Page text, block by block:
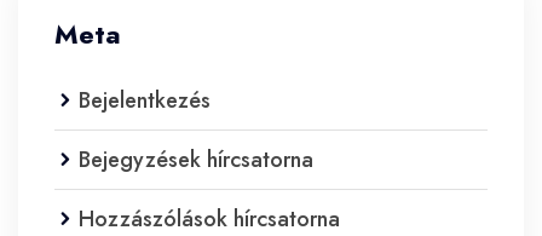
Meta
Bejelentkezés
Bejegyzések hírcsatorna
Hozzászólások hírcsatorna